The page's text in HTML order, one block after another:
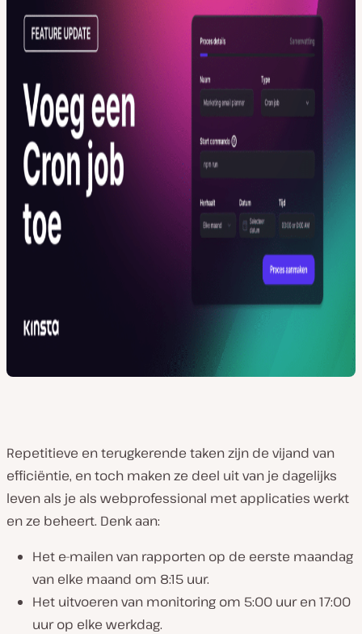
Repetitieve en terugkerende taken zijn de vijand van
efficiëntie, en toch maken ze deel uit van je dagelijks
leven als je als webprofessional met applicaties werkt
en ze beheert. Denk aan:
Het e-mailen van rapporten op de eerste maandag
van elke maand om 8:15 uur.
Het uitvoeren van monitoring om 5:00 uur en 17:00
uur op elke werkdag.